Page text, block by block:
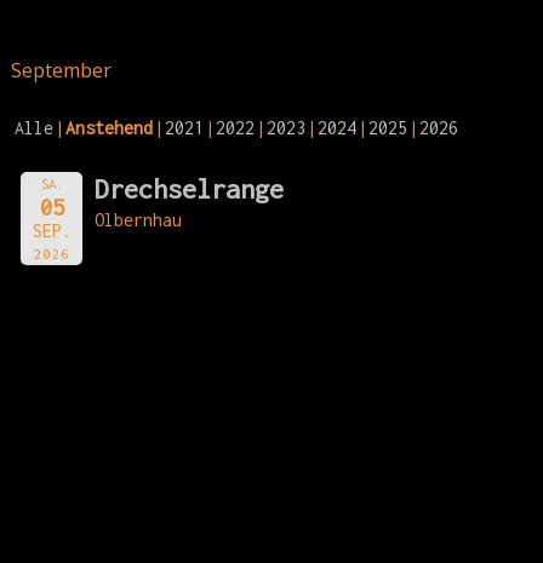
September
Alle Anstehend 2021 2022 2023 2024 2025 2026
SA.
05
SEP.
2026
Drechselrange
Olbernhau